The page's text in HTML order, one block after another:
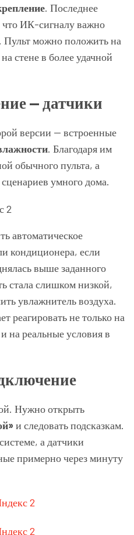
. Последнее
что ИК-сигналу важно
Пульт можно положить на
стене в более удачной
— датчики
версии — встроенные
. Благодаря им
обычного пульта, а
умного дома.
автоматическое
кондиционера, если
выше заданного
стала слишком низкой,
увлажнитель воздуха.
реагировать не только на
на реальные условия в
Нужно открыть
и следовать подсказкам.
а датчики
примерно через минуту